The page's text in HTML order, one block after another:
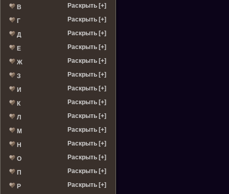
В Раскрыть [+]
Г Раскрыть [+]
Д Раскрыть [+]
Е Раскрыть [+]
Ж Раскрыть [+]
З Раскрыть [+]
И Раскрыть [+]
К Раскрыть [+]
Л Раскрыть [+]
М Раскрыть [+]
Н Раскрыть [+]
О Раскрыть [+]
П Раскрыть [+]
Р Раскрыть [+]